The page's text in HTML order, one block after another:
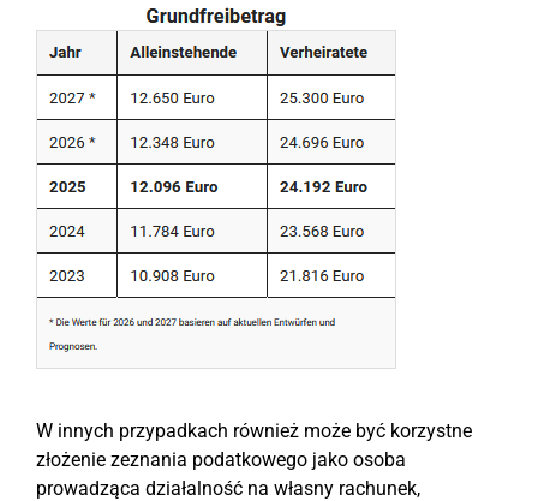
W innych przypadkach również może być korzystne
złożenie zeznania podatkowego jako osoba
prowadząca działalność na własny rachunek,